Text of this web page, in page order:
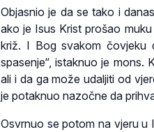
Objasnio je da se tako i
ako je Isus Krist prošao
križ. I Bog svakom čovjeku
spasenje“, istaknuo je mons.
ali i da ga može udaljiti od
je potaknuo nazočne da
Osvrnuo se potom na vjeru u